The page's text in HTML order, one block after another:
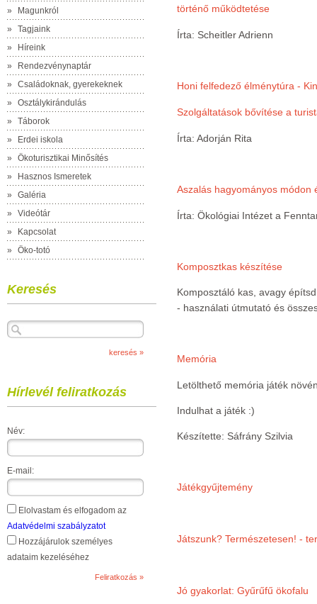
»
Magunkról
»
Tagjaink
»
Híreink
»
Rendezvénynaptár
»
Családoknak, gyerekeknek
»
Osztálykirándulás
»
Táborok
»
Erdei iskola
»
Ökoturisztikai Minősítés
»
Hasznos Ismeretek
»
Galéria
»
Videótár
»
Kapcsolat
»
Öko-totó
Keresés
Hírlevél feliratkozás
Név:
E-mail:
Elolvastam és elfogadom az
Adatvédelmi szabályzatot
Hozzájárulok személyes
adataim kezeléséhez
történő működtetése
Írta: Scheitler Adrienn
Honi felfedező élménytúra -
Szolgáltatások bővítése a
Írta: Adorján Rita
Aszalás hagyományos módon
Írta: Ökológiai Intézet a
Komposztkas készítése
Komposztáló kas, avagy
- használati útmutató és
Memória
Letölthető memória játék
Indulhat a játék :)
Készítette: Sáfrány Szilvia
Játékgyűjtemény
Játszunk? Természetesen! -
Jó gyakorlat: Gyűrűfű ökofalu